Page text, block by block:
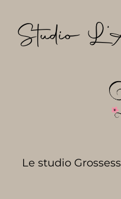
contenu
Studio
Le studio